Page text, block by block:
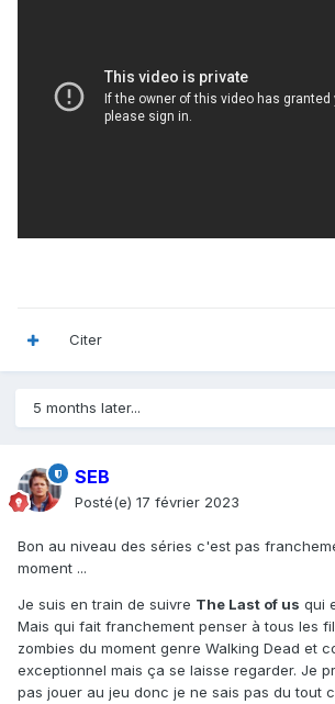
Citer
5 months later...
SEB
Posté(e) 17 février 2023
Bon au niveau des séries c'est pas
moment ...
Je suis en train de suivre The Last of us qui
Mais qui fait franchement penser à tous les
zombies du moment genre Walking Dead et
exceptionnel mais ça se laisse regarder. Je
pas jouer au jeu donc je ne sais pas du tout